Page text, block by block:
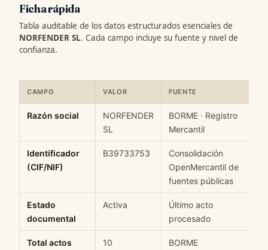
Ficha rápida
Tabla auditable de los datos estructurados esenciales de
NORFENDER SL. Cada campo incluye su fuente y nivel de
confianza.
CAMPO VALOR FUENTE
Razón social
NORFENDER
SL
BORME · Registro
Mercantil
Identificador
(CIF/NIF)
B39733753
Consolidación
OpenMercantil de
fuentes públicas
Estado
documental
Activa
Último acto
procesado
Total actos
10 BORME